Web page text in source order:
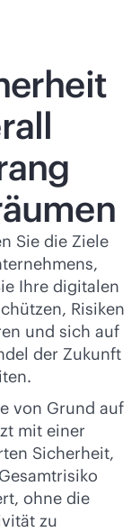
Sie die Ziele
Ihre digitalen
Risiken
und sich auf
der Zukunft
von Grund auf
mit einer
Sicherheit,
ohne die
zu